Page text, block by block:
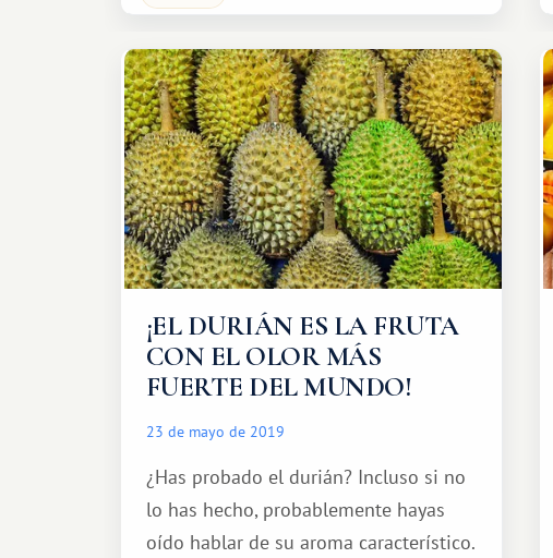
premios Travelers' Choice de
TripAdvisor. ¡Se trata del Parque
Acuático Ramayana!
¡EL DURIÁN ES LA FRUTA
CON EL OLOR MÁS
FUERTE DEL MUNDO!
23 de mayo de 2019
¿Has probado el durián? Incluso si no
lo has hecho, probablemente hayas
oído hablar de su aroma característico.